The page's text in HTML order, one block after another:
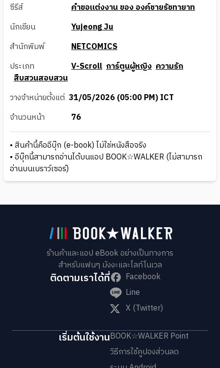
ซีรีส์
คำขอแต่งงาน ของ องค์ชายรัชทายาท
นักเขียน
Yujeong Ju
สำนักพิมพ์
NETCOMICS
ประเภท
V-Scroll การ์ตูนผู้หญิง ความรัก
สืบสวนสอบสวน
วางจำหน่ายตั้งแต่ 31/05/2026 (05:00 PM) ICT
จำนวนหน้า
76
• สินค้านี้คืออีบุ๊ก (e-book) ไม่ใช่หนังสือจริง
• อีบุ๊กนี้สามารถอ่านได้บนแอป BOOK☆WALKER (ไม่สามารถ
อ่านบนเบราว์เซอร์)
ร้านค้าและแอป eBook อย่างเป็นทางการ
สำหรับแฟนๆ มังงะและไลท์โนเวล
ติดตามเราได้ที่
Facebook
Line
X (Twitter)
เริ่มต้นใช้งานBOOK☆WALKER Point
วิธีการใช้คูปองส่วนลด